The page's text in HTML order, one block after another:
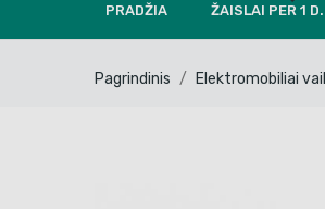
PRADŽIA ŽAISLAI PER 1
Pagrindinis Elektromobiliai